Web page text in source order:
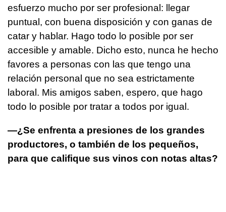
esfuerzo mucho por ser profesional: llegar
puntual, con buena disposición y con ganas de
catar y hablar. Hago todo lo posible por ser
accesible y amable. Dicho esto, nunca he hecho
favores a personas con las que tengo una
relación personal que no sea estrictamente
laboral. Mis amigos saben, espero, que hago
todo lo posible por tratar a todos por igual.
—¿Se enfrenta a presiones de los grandes
productores, o también de los pequeños,
para que califique sus vinos con notas altas?